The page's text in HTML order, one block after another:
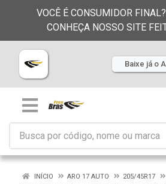
VOCÊ É CONSUMIDOR
CONHEÇA NOSSO SITE
Baixe já o
INÍCIO ARO 17 AUTO
205/45R17